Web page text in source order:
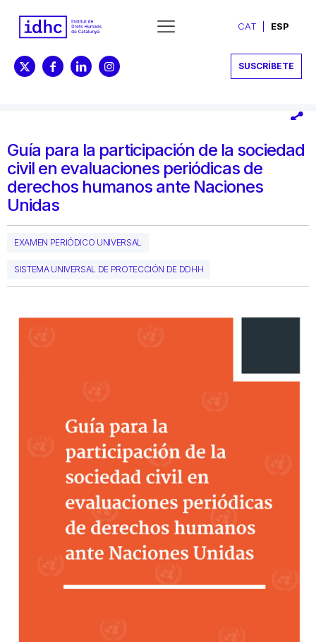
CAT ESP
SUSCRÍBETE
Guía para la participación de la sociedad
civil en evaluaciones periódicas de
derechos humanos ante Naciones
Unidas
EXAMEN PERIÓDICO UNIVERSAL
SISTEMA UNIVERSAL DE PROTECCIÓN DE DDHH